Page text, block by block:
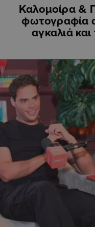
Καλομοίρα &
φωτογραφία
αγκαλιά